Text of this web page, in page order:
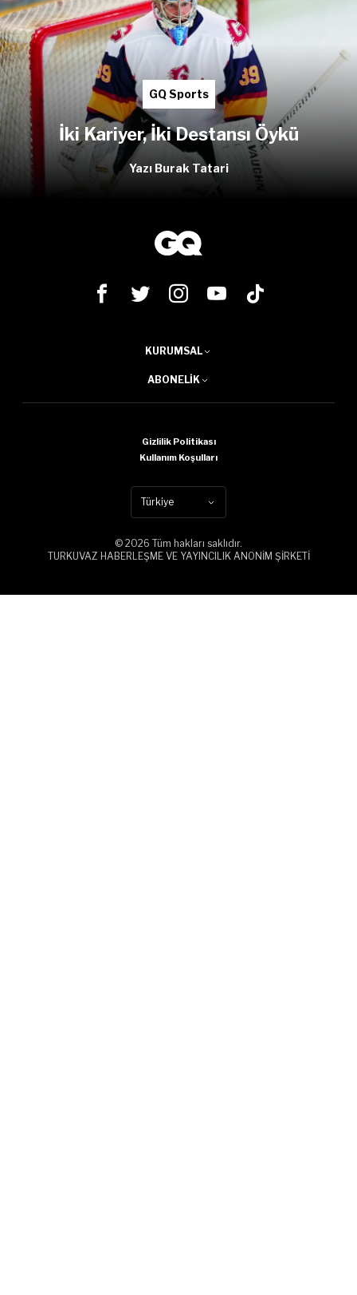
GQ Sports
İki Kariyer, İki Destansı Öykü
Yazı Burak Tatari
KURUMSAL
ABONELIK
Gizlilik Politikası
Kullanım Koşulları
Türkiye
© 2026 Tüm hakları saklıdır.
TURKUVAZ HABERLEŞME VE YAYINCILIK ANONİM ŞİRKETİ